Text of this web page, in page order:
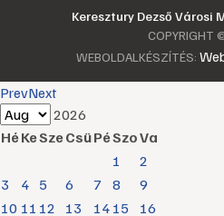
Keresztury Dezső Városi
COPYRIGHT
WEBOLDALKÉSZÍTÉS:
PrevNext
2026
HéKeSzeCsüPéSzoVa
1
2
3
4 5 6 7 8
9
10 11 12 13 14 15 16